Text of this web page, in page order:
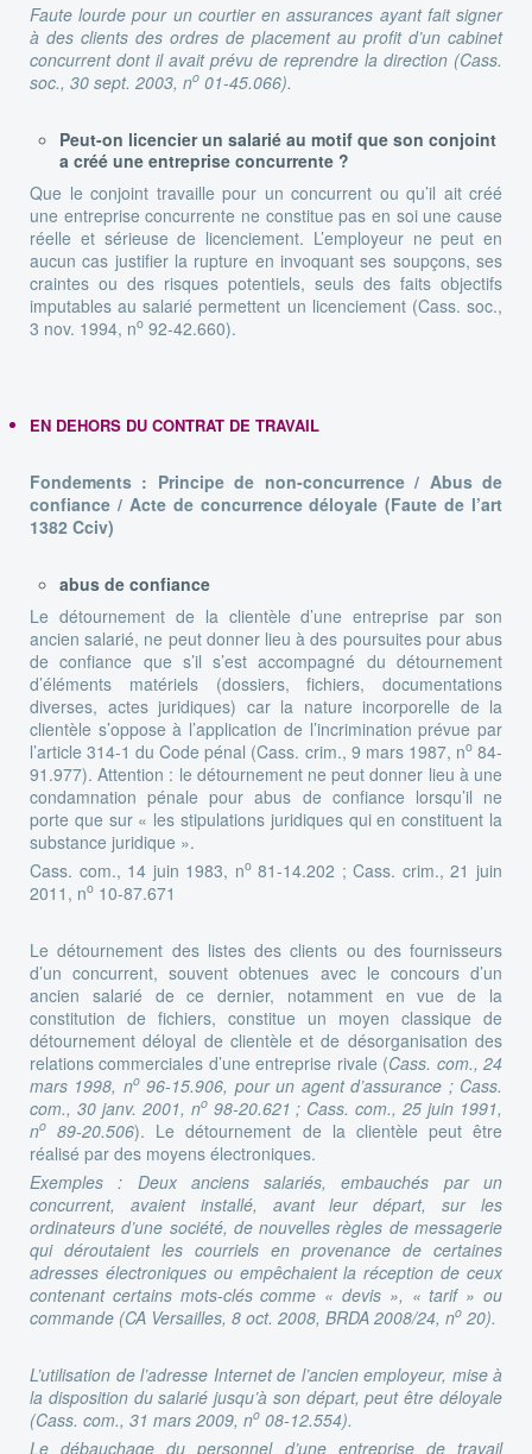
Faute lourde pour un courtier en assurances ayant fait signer
à des clients des ordres de placement au profit d’un cabinet
concurrent dont il avait prévu de reprendre la direction (Cass.
soc., 30 sept. 2003, no 01-45.066).
Peut-on licencier un salarié au motif que son conjoint
a créé une entreprise concurrente ?
Que le conjoint travaille pour un concurrent ou qu’il ait créé
une entreprise concurrente ne constitue pas en soi une cause
réelle et sérieuse de licenciement. L’employeur ne peut en
aucun cas justifier la rupture en invoquant ses soupçons, ses
craintes ou des risques potentiels, seuls des faits objectifs
imputables au salarié permettent un licenciement (Cass. soc.,
3 nov. 1994, no 92-42.660).
EN DEHORS DU CONTRAT DE TRAVAIL
Fondements : Principe de non-concurrence / Abus de
confiance / Acte de concurrence déloyale (Faute de l’art
1382 Cciv)
abus de confiance
Le détournement de la clientèle d’une entreprise par son
ancien salarié, ne peut donner lieu à des poursuites pour abus
de confiance que s’il s’est accompagné du détournement
d’éléments matériels (dossiers, fichiers, documentations
diverses, actes juridiques) car la nature incorporelle de la
clientèle s’oppose à l’application de l’incrimination prévue par
l’article 314-1 du Code pénal (Cass. crim., 9 mars 1987, no84-
91.977). Attention : le détournement ne peut donner lieu à une
condamnation pénale pour abus de confiance lorsqu’il ne
porte que sur « les stipulations juridiques qui en constituent la
substance juridique ».
Cass. com., 14 juin 1983, no81-14.202 ; Cass. crim., 21 juin
2011, no 10-87.671
Le détournement des listes des clients ou des fournisseurs
d’un concurrent, souvent obtenues avec le concours d’un
ancien salarié de ce dernier, notamment en vue de la
constitution de fichiers, constitue un moyen classique de
détournement déloyal de clientèle et de désorganisation des
relations commerciales d’une entreprise rivale (Cass. com., 24
mars 1998, no96-15.906, pour un agent d’assurance ; Cass.
com., 30 janv. 2001, no98-20.621 ; Cass. com., 25 juin 1991,
no 89-20.506). Le détournement de la clientèle peut être
réalisé par des moyens électroniques.
Exemples : Deux anciens salariés, embauchés par un
concurrent, avaient installé, avant leur départ, sur les
ordinateurs d’une société, de nouvelles règles de messagerie
qui déroutaient les courriels en provenance de certaines
adresses électroniques ou empêchaient la réception de ceux
contenant certains mots-clés comme « devis », « tarif » ou
commande (CA Versailles, 8 oct. 2008, BRDA 2008/24, no 20).
L’utilisation de l’adresse Internet de l’ancien employeur, mise à
la disposition du salarié jusqu’à son départ, peut être déloyale
(Cass. com., 31 mars 2009, no 08-12.554).
Le débauchage du personnel d’une entreprise de travail